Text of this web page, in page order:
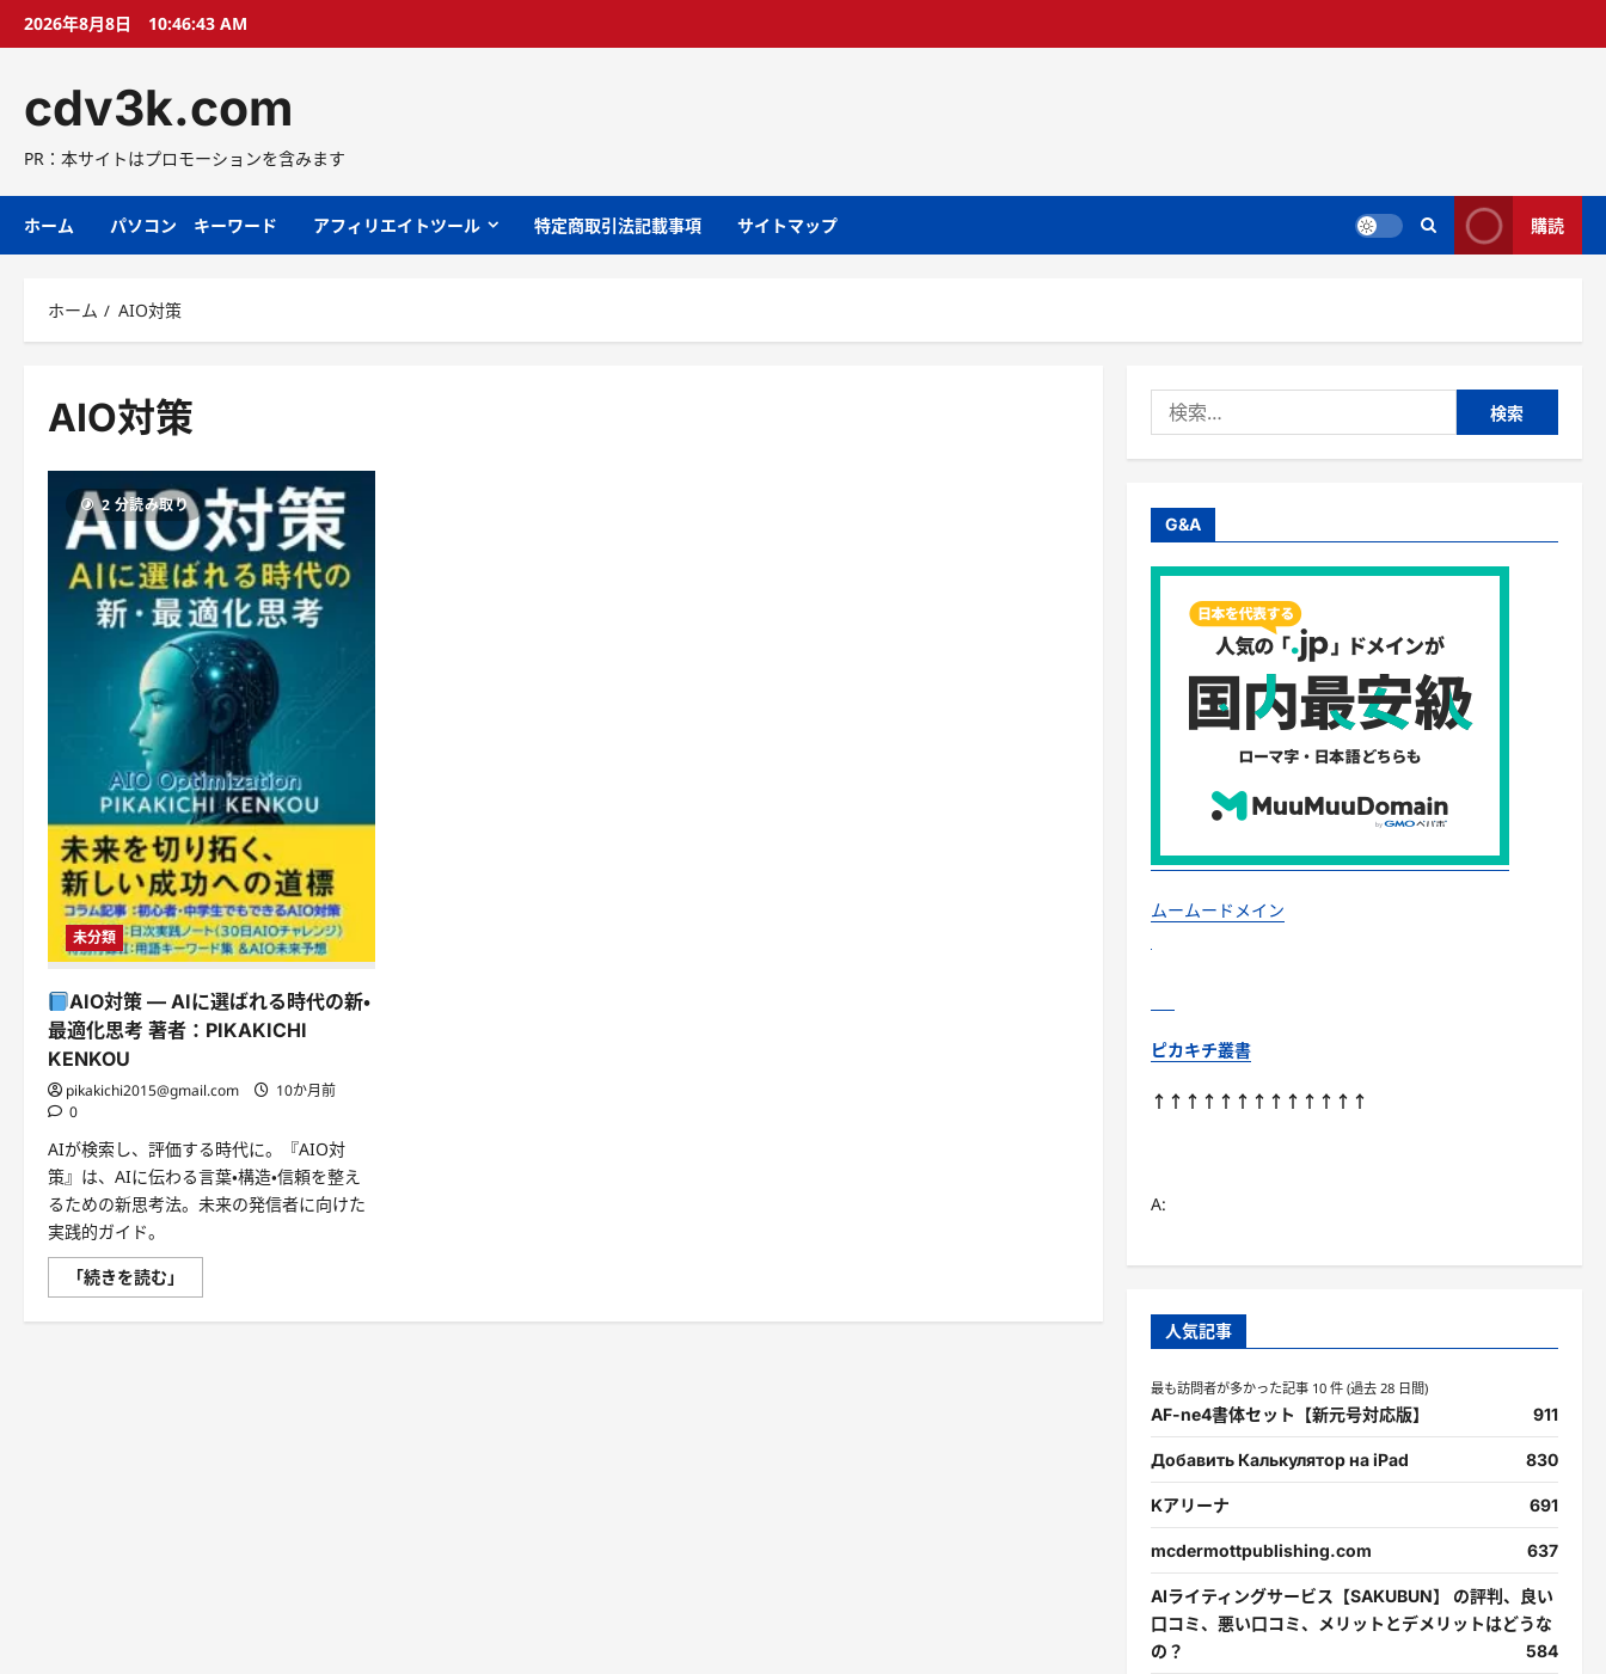
プ
2026年8月8日 10:46:44 AM
cdv3k.com
PR：本サイトはプロモーションを含みます
ホーム パソコン キーワード アフィリエイトツール 特定商取引法記載事項 サイトマップ 購読
ホーム AIO対策
AIO対策
2 分読み取り
未分類
AIO対策 — AIに選ばれる時代の新・
最適化思考 著者：PIKAKICHI
KENKOU
pikakichi2015@gmail.com
10か月前
0
AIが検索し、評価する時代に。『AIO対
策』は、AIに伝わる言葉・構造・信頼を整え
るための新思考法。未来の発信者に向けた
実践的ガイド。
「続きを読む」
AIO
策
索:
G&A
ムームードメイン
ピカキチ叢書
↑↑↑↑↑↑↑↑↑↑↑↑↑
A:
人気記事
最も訪問者が多かった記事 10 件 (過去 28 日間)
AF-ne4書体セット【新元号対応版】 911
Добавить Калькулятор на iPad 830
Kアリーナ 691
mcdermottpublishing.com 637
AIライティングサービス【SAKUBUN】 の評判、良い
口コミ、悪い口コミ、メリットとデメリットはどうな
の？
584